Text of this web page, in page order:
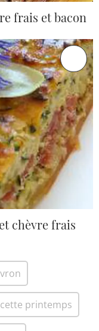
frais et bacon
chèvre frais
printemps